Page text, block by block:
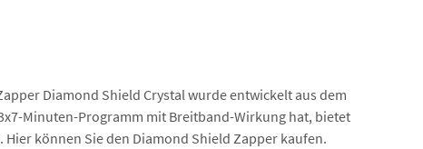
Diamond Shield Crystal wurde entwickelt aus dem
Minuten-Programm mit Breitband-Wirkung hat, bietet
können Sie den Diamond Shield Zapper kaufen.